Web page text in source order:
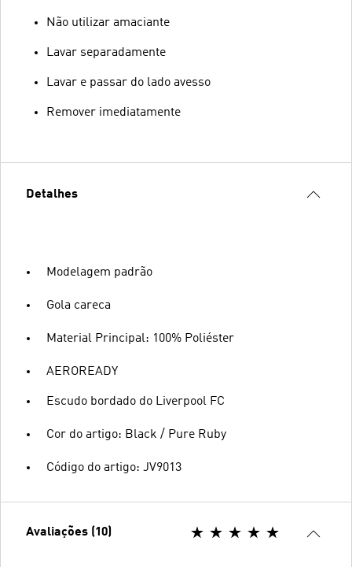
Não utilizar amaciante
Lavar separadamente
Lavar e passar do lado avesso
Remover imediatamente
Detalhes
Modelagem padrão
Gola careca
Material Principal: 100% Poliéster
AEROREADY
Escudo bordado do Liverpool FC
Cor do artigo: Black / Pure Ruby
Código do artigo: JV9013
Avaliações (10)